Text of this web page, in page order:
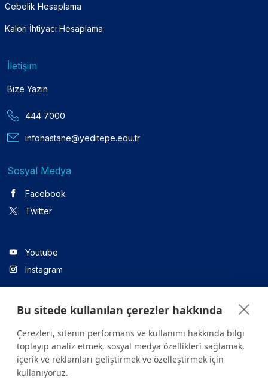
Gebelik Hesaplama
Kalori İhtiyacı Hesaplama
İletişim
Bize Yazın
444 7000
infohastane@yeditepe.edu.tr
Sosyal Medya
Facebook
Twitter
Youtube
Instagram
Linkedin
Sitede yer alan tüm içerikler yalnızca bilgilendirme amaçlıdır.
Sağlığınızla ilgili sorularınız için mutlaka doktoruza ya da bir sağlık
Bu sitede kullanılan çerezler hakkında
Çerezleri, sitenin performans ve kullanımı hakkında bilgi
toplayıp analiz etmek, sosyal medya özellikleri sağlamak,
içerik ve reklamları geliştirmek ve özelleştirmek için
kullanıyoruz.